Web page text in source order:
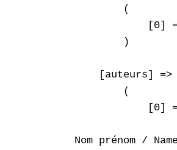
        (
[0]
        )
[auteurs] =>
        (
[0]
Nom prénom /